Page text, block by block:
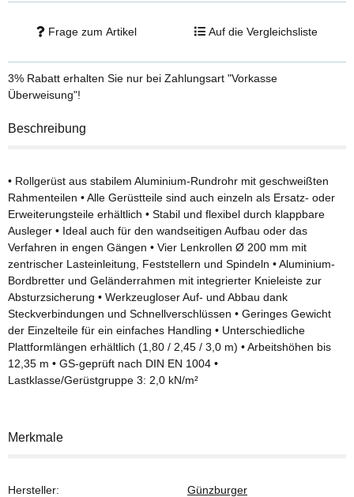
Plattform entfallen
Frage zum Artikel Auf die Vergleichsliste
3% Rabatt erhalten Sie nur bei Zahlungsart "Vorkasse
Überweisung"!
Beschreibung
• Rollgerüst aus stabilem Aluminium-Rundrohr mit geschweißten
Rahmenteilen • Alle Gerüstteile sind auch einzeln als Ersatz- oder
Erweiterungsteile erhältlich • Stabil und flexibel durch klappbare
Ausleger • Ideal auch für den wandseitigen Aufbau oder das
Verfahren in engen Gängen • Vier Lenkrollen Ø 200 mm mit
zentrischer Lasteinleitung, Feststellern und Spindeln • Aluminium-
Bordbretter und Geländerrahmen mit integrierter Knieleiste zur
Absturzsicherung • Werkzeugloser Auf- und Abbau dank
Steckverbindungen und Schnellverschlüssen • Geringes Gewicht
der Einzelteile für ein einfaches Handling • Unterschiedliche
Plattformlängen erhältlich (1,80 / 2,45 / 3,0 m) • Arbeitshöhen bis
12,35 m • GS-geprüft nach DIN EN 1004 •
Lastklasse/Gerüstgruppe 3: 2,0 kN/m²
Merkmale
Hersteller:
Günzburger